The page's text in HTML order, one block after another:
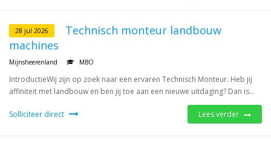
28 jul 2026
Technisch monteur landbouw
machines
Mijnsheerenland MBO
IntroductieWij zijn op zoek naar een ervaren Technisch Monteur. Heb jij
affiniteit met landbouw en ben jij toe aan een nieuwe uitdaging? Dan is...
Solliciteer direct Lees verder